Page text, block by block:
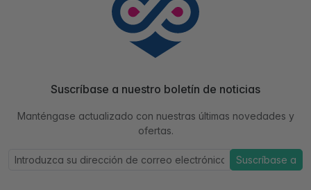
Suscríbase a nuestro boletín de noticias
Manténgase actualizado con nuestras últimas novedades y
ofertas.
Suscríbase a